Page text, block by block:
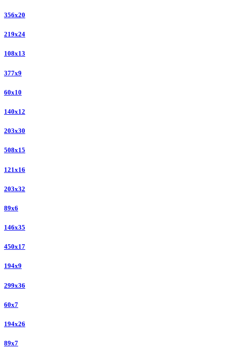
356x20
219x24
108x13
377x9
60x10
140x12
203x30
508x15
121x16
203x32
89x6
146x35
450x17
194x9
299x36
60x7
194x26
89x7